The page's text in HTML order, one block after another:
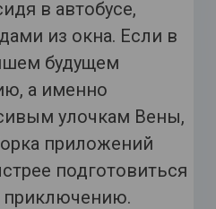
в автобусе,
из окна. Если в
будущем
а именно
улочкам Вены,
приложений
подготовиться
приключению.